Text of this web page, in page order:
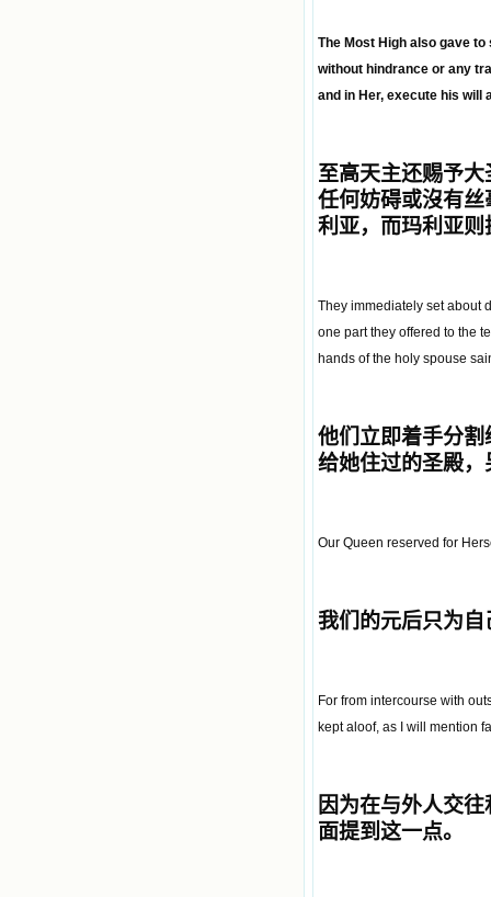
The Most High also gave
without hindrance or any
and in Her, execute his will
至高天主还赐予
任何妨碍或沒有
利亚，而玛利亚
They immediately set about
one part they offered to the
hands of the holy spouse
他们立即着手分
给她住过的圣殿
Our Queen reserved for
我们的元后只为
For from intercourse with
kept aloof, as I will mention
因为在与外人交
面提到这一点。